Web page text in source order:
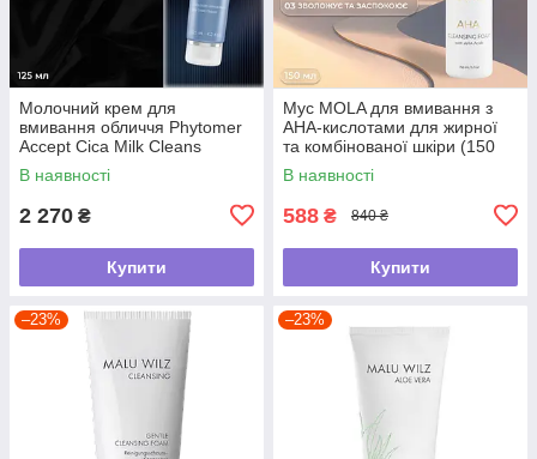
Молочний крем для
вмивання обличчя Phytomer
Accept Cica Milk Cleans
В наявності
2 270 ₴
Купити
Мус MOLA для вмивання з
АНА-кислотами для жирної
та комбінованої шкіри (150
мл)
В наявності
588 ₴ 840 ₴
Купити
–23% –23%